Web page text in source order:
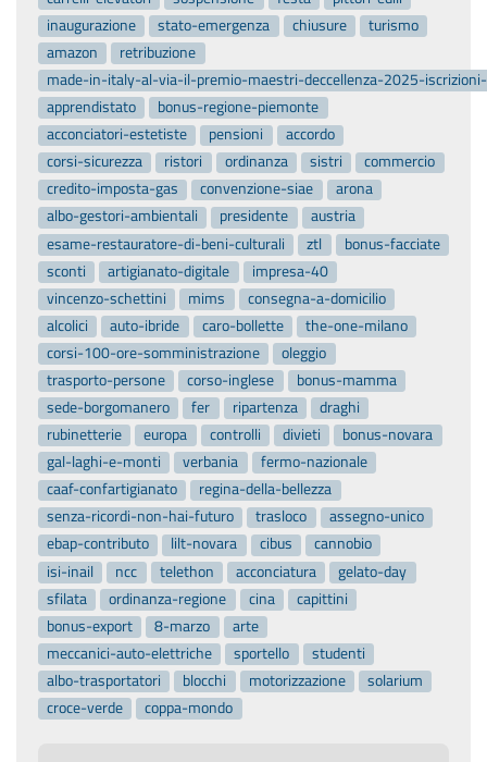
inaugurazione
stato-emergenza chiusure
turismo
amazon
retribuzione
made-in-italy-al-via-il-premio-maestri-deccellenza-2025-
apprendistato
bonus-regione-piemonte
acconciatori-estetiste
pensioni
accordo
corsi-sicurezza
ristori ordinanza sistri
commercio
credito-imposta-gas
convenzione-siae
arona
albo-gestori-ambientali
presidente
austria
esame-restauratore-di-beni-culturali
ztl
bonus-facciate
sconti
artigianato-digitale
impresa-40
vincenzo-schettini
mims
consegna-a-domicilio
alcolici
auto-ibride caro-bollette
the-one-milano
corsi-100-ore-somministrazione
oleggio
trasporto-persone
corso-inglese
bonus-mamma
sede-borgomanero
fer ripartenza
draghi
rubinetterie
europa controlli divieti
bonus-novara
gal-laghi-e-monti
verbania
fermo-nazionale
caaf-confartigianato
regina-della-bellezza
senza-ricordi-non-hai-futuro
trasloco
assegno-unico
ebap-contributo
lilt-novara cibus
cannobio
isi-inail
ncc telethon acconciatura
gelato-day
sfilata
ordinanza-regione cina
capittini
bonus-export
8-marzo
arte
meccanici-auto-elettriche
sportello
studenti
albo-trasportatori
blocchi motorizzazione
solarium
croce-verde
coppa-mondo